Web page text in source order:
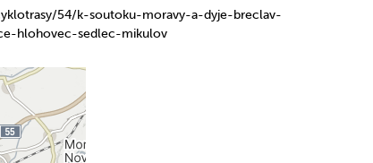
54/k-soutoku-moravy-a-dyje-breclav-
hlohovec-sedlec-mikulov